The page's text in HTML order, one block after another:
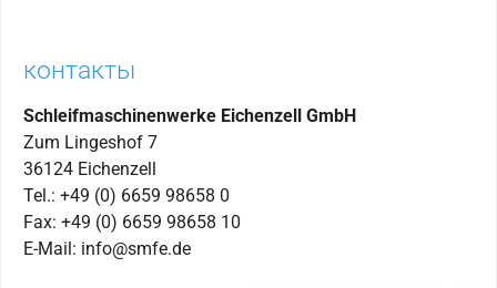
контакты
Schleifmaschinenwerke Eichenzell GmbH
Zum Lingeshof 7
36124 Eichenzell
Tel.: +49 (0) 6659 98658 0
Fax: +49 (0) 6659 98658 10
E-Mail: info@smfe.de